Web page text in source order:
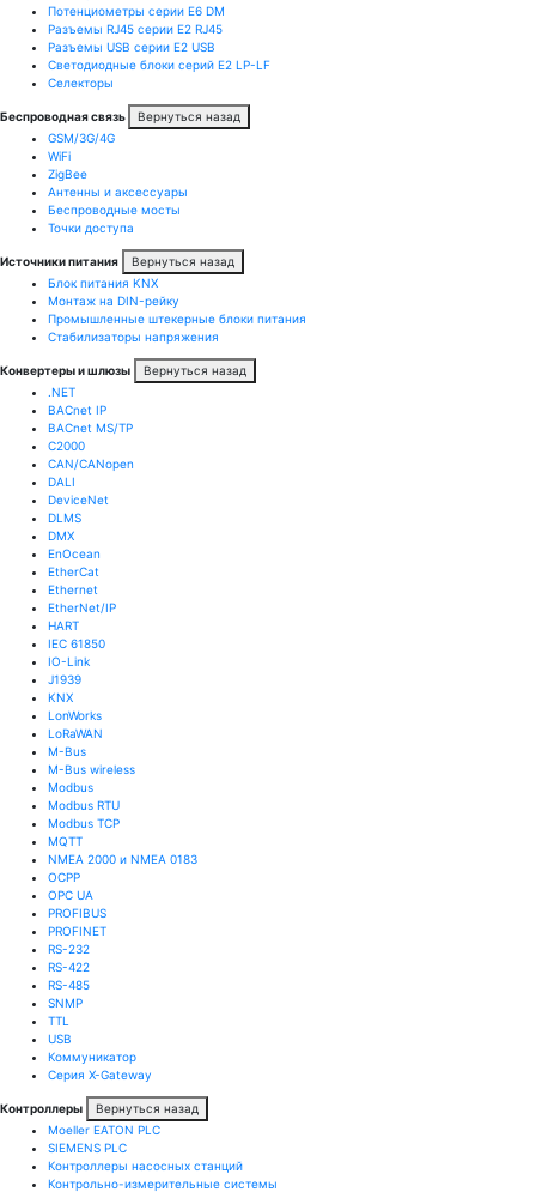
Потенциометры серии E6 DM
Разъемы RJ45 серии E2 RJ45
Разъемы USB серии E2 USB
Светодиодные блоки серий E2 LP-LF
Селекторы
Беспроводная связь
Вернуться назад
GSM/3G/4G
WiFi
ZigBee
Антенны и аксессуары
Беспроводные мосты
Точки доступа
Источники питания
Вернуться назад
Блок питания KNX
Монтаж на DIN-рейку
Промышленные штекерные блоки питания
Стабилизаторы напряжения
Конвертеры и шлюзы
Вернуться назад
.NET
BACnet IP
BACnet MS/TP
C2000
CAN/CANopen
DALI
DeviceNet
DLMS
DMX
EnOcean
EtherCat
Ethernet
EtherNet/IP
HART
IEC 61850
IO-Link
J1939
KNX
LonWorks
LoRaWAN
M-Bus
M-Bus wireless
Modbus
Modbus RTU
Modbus TCP
MQTT
NMEA 2000 и NMEA 0183
OCPP
OPC UA
PROFIBUS
PROFINET
RS-232
RS-422
RS-485
SNMP
TTL
USB
Коммуникатор
Серия X-Gateway
Контроллеры
Вернуться назад
Moeller EATON PLC
SIEMENS PLC
Контроллеры насосных станций
Контрольно-измерительные системы